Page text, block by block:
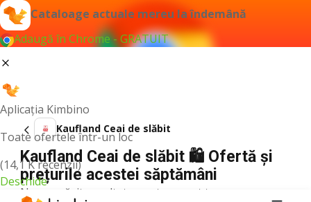
Cataloage actuale mereu la îndemână
Adaugă în Chrome - GRATUIT
Aplicația Kimbino
Toate ofertele într-un loc
(14,1 K recenzii)
Deschide
Kaufland Ceai de slăbit
Kaufland Ceai de slăbit 🛍️ Ofertă și
prețurile acestei săptămâni
Nu am găsit rezultate pentru acest termen.